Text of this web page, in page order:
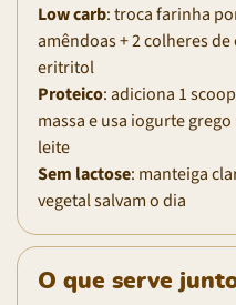
Low carb: troca farinha
amêndoas + 2 colheres
eritritol
Proteico: adiciona 1
massa e usa iogurte
leite
Sem lactose: manteiga
vegetal salvam o dia
O que serve